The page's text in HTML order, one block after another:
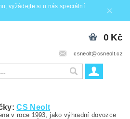
vyžádejte si u nás speciální
csneolt@csneolt.cz
0 Kč
CS Neolt
v roce 1993, jako výhradní dovozce